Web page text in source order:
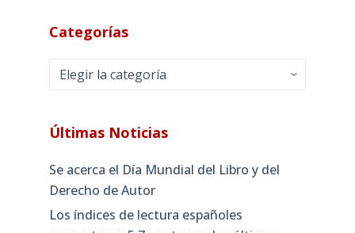
Categorías
Categorías
Últimas Noticias
Se acerca el Día Mundial del Libro y del
Derecho de Autor
Los índices de lectura españoles